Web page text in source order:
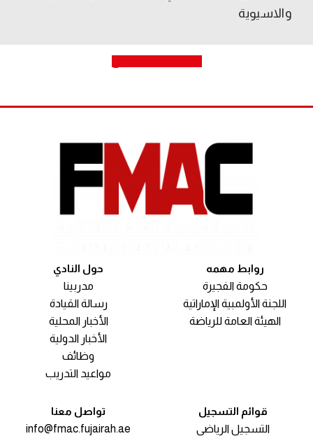
والاسيوية
روابط مهمه
حكومة الفجيرة
اللجنة الأولمبية الإماراتية
الهيئة العامة للرياضة
حول النادي
مدربينا
رسالة القيادة
الأخبار المحلية
الأخبار الدولية
وظائف
مواعيد التدريب
قوائم التسجيل
التسجيل الرياضي
تواصل معنا
info@fmac.fujairah.ae